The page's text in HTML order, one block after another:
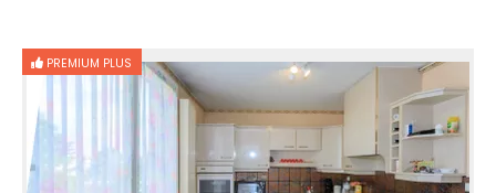
PREMIUM PLUS